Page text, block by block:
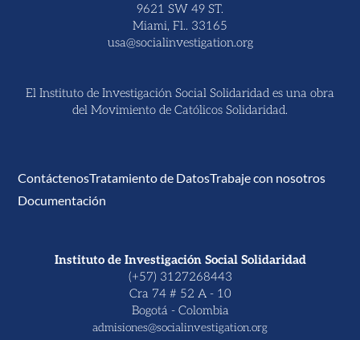
9621 SW 49 ST.
Miami, Fl.. 33165
usa@socialinvestigation.org
El Instituto de Investigación Social Solidaridad es una obra
del Movimiento de Católicos Solidaridad.
ContáctenosTratamiento de DatosTrabaje con nosotros
Documentación
Instituto de Investigación Social Solidaridad
(+57) 3127268443
Cra 74 # 52 A - 10
Bogotá - Colombia
admisiones@socialinvestigation.org